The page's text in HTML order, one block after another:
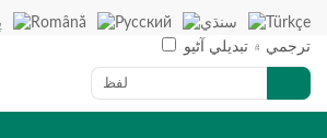
ترجمي ۾ تبديلي آڻيو